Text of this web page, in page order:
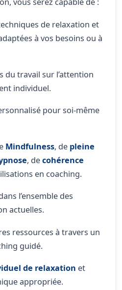
de relaxation et
à vos besoins ou à
du travail sur l’attention
individuel.
pour soi-même
Mindfulness, de pleine
, decohérence
en coaching.
l’ensemble des
actuelles.
ressources à travers un
guidé.
de relaxation et
appropriée.